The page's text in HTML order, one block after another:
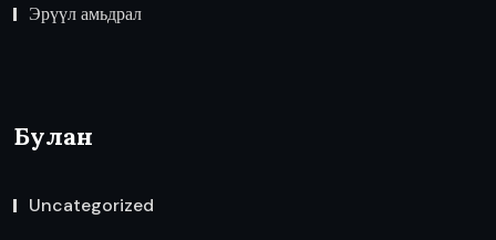
Эрүүл амьдрал
Булан
Uncategorized